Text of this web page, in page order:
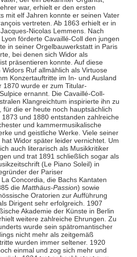
war, erhielt er den ersten
mit elf Jahren konnte er seinen Vater
vertreten. Ab 1863 erhielt er in
Nicolas Lemmens. Nach
förderte Cavaillé-Coll den jungen
in seiner Orgelbauwerkstatt in Paris
bei denen sich Widor als
präsentieren konnte. Auf diese
Ruf allmählich als Virtuose
Konzertauftritte im In- und Ausland
1870 wurde er zum Titular-
ernannt. Die Cavaillé-Coll-
Klangreichtum inspirierte ihn zu
für die er heute noch hauptsächlich
und 1880 entstanden zahlreiche
und kammermusikalische
und geistliche Werke. Viele seiner
Widor später leider vernichtet. Um
auch literarisch als Musikkritiker
und trat 1891 schließlich sogar als
(Le Piano Soleil) in
der Pariser
Concordia, die Bachs Kantaten
die Matthäus-Passion) sowie
Oratorien zur Aufführung
Dirigent sehr erfolgreich. 1907
Akademie der Künste in Berlin
weitere zahlreiche Ehrungen. Zu
wurde sein spätromantischer
nicht mehr als zeitgemäß
wurden immer seltener. 1920
einmal und zog sich mehr und